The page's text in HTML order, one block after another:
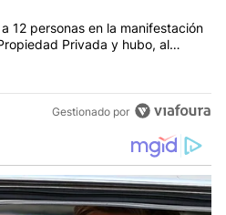
título "La policía arrestó a 12
12 personas en la manifestación
Privada y hubo, al
Gestionado por